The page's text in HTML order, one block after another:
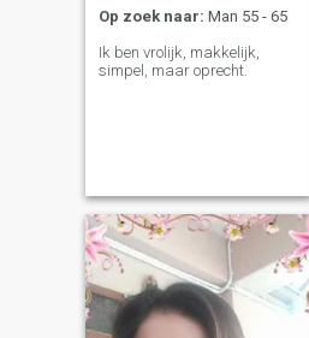
Op zoek naar: Man 55 - 65
Ik ben vrolijk, makkelijk,
simpel, maar oprecht.